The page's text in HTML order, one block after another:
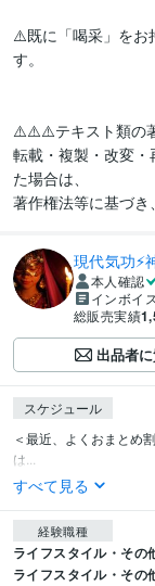
⚠️既に「喝采」をお
す。
⚠️⚠️⚠️テキスト類の著
転載・複製・改変
た場合は、
著作権法等に基づき
現代気功⚡
本人確認
インボイ
総販売実績
出品者
スケジュール
＜最近、よくおまとめ
は...
すべて見る
経験職種
ライフスタイル・その
ライフスタイル・その